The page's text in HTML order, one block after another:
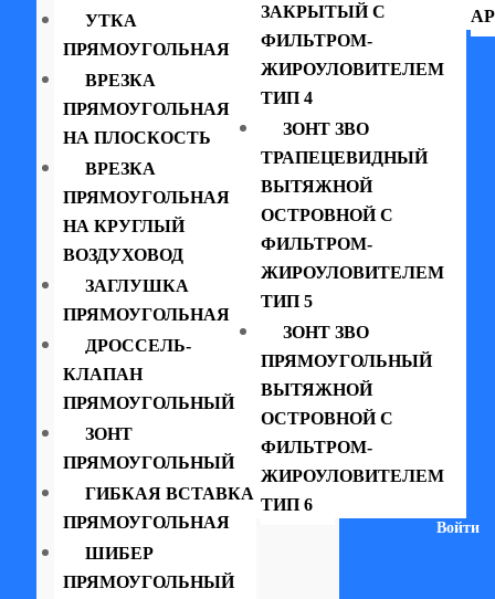
УТКА
ПРЯМОУГОЛЬНАЯ
ВРЕЗКА
ПРЯМОУГОЛЬНАЯ
НА ПЛОСКОСТЬ
ВРЕЗКА
ПРЯМОУГОЛЬНАЯ
НА КРУГЛЫЙ
ВОЗДУХОВОД
ЗАГЛУШКА
ПРЯМОУГОЛЬНАЯ
ДРОССЕЛЬ-
КЛАПАН
ПРЯМОУГОЛЬНЫЙ
ЗОНТ
ПРЯМОУГОЛЬНЫЙ
ГИБКАЯ ВСТАВКА
ПРЯМОУГОЛЬНАЯ
ШИБЕР
ПРЯМОУГОЛЬНЫЙ
ЗАКРЫТЫЙ С
ФИЛЬТРОМ-
ЖИРОУЛОВИТЕЛЕМ
ТИП 4
ЗОНТ ЗВО
ТРАПЕЦЕВИДНЫЙ
ВЫТЯЖНОЙ
ОСТРОВНОЙ С
ФИЛЬТРОМ-
ЖИРОУЛОВИТЕЛЕМ
ТИП 5
ЗОНТ ЗВО
ПРЯМОУГОЛЬНЫЙ
ВЫТЯЖНОЙ
ОСТРОВНОЙ С
ФИЛЬТРОМ-
ЖИРОУЛОВИТЕЛЕМ
ТИП 6
Войти